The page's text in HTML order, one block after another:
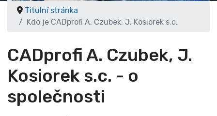
Titulní stránka
Kdo je CADprofi A. Czubek, J. Kosiorek s.c.
CADprofi A. Czubek, J.
Kosiorek s.c. - o
společnosti